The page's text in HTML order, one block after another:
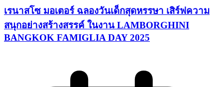
เรนาสโซ มอเตอร์ ฉลองวันเด็กสุดหรรษา เสิร์ฟความ
สนุกอย่างสร้างสรรค์ ในงาน LAMBORGHINI
BANGKOK FAMIGLIA DAY 2025